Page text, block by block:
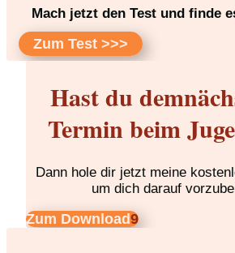
Mach jetzt den Test und finde
Zum Test >>>
Hast du
Termin beim
Dann hole dir jetzt meine
um dich darauf
Zum Download